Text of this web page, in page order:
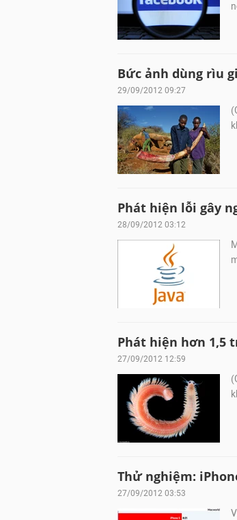
Bức ảnh dùng rìu
29/09/2012 09:27
Phát hiện lỗi gây
28/09/2012 03:12
Phát hiện hơn 1,5
27/09/2012 12:59
Thử nghiệm:
27/09/2012 03:53